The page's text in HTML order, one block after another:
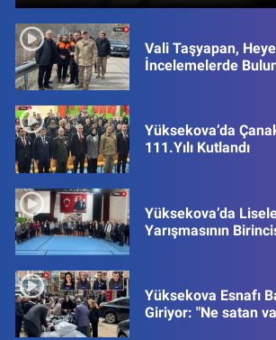
Vali Taşyapan,
İncelemelerde
Yüksekova’da
111.Yılı Kutlandı
Yüksekova’da
Yarışmasının
Yüksekova Esnafı
Giriyor: "Ne satan